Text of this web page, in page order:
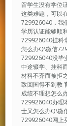
留学生没有学位
这类难题，可以
729926040，我
学历认证能够顺
729926040挂科
怎么办Q\微信
729926040没毕
中途辍学、挂科
材料不齐而被拒
致回国得不到教
成绩不理想怎么
729926040办理
士又怎么办Q\微
729926040网上